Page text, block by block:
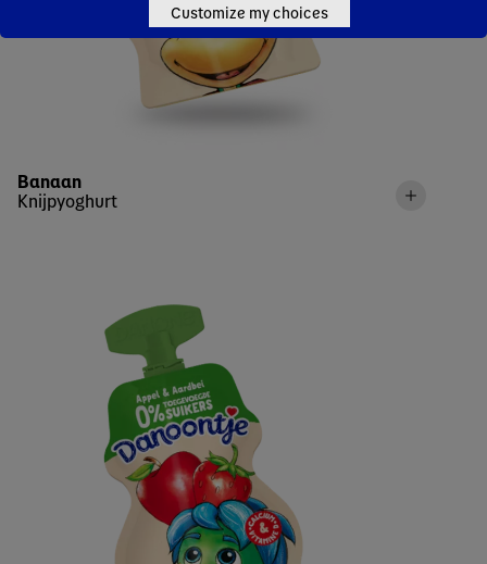
Knijpyoghurt
Banaan
Customize my choices